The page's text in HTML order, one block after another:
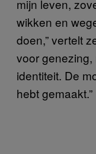
mijn leven,
wikken en
doen,” vertelt
voor
identiteit. De
hebt gemaakt.”